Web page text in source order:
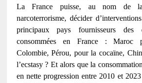
La France puisse, au nom de
narcoterrorisme, décider
principaux pays fournisseurs des
consommées en France : Maroc
Colombie, Pérou, pour la cocaïne,
l’ecstasy ? Et alors que la
en nette progression entre 2010 et